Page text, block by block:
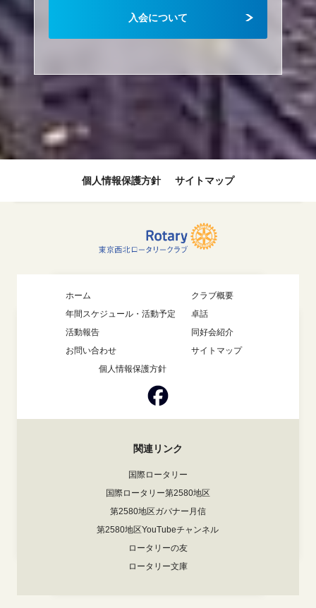
個人情報保護方針 サイトマップ
入会について
ホーム
クラブ概要
年間スケジュール・活動予定
卓話
活動報告
同好会紹介
お問い合わせ
サイトマップ
個人情報保護方針
関連リンク
国際ロータリー
国際ロータリー第2580地区
第2580地区ガバナー月信
第2580地区YouTubeチャンネル
ロータリーの友
ロータリー文庫